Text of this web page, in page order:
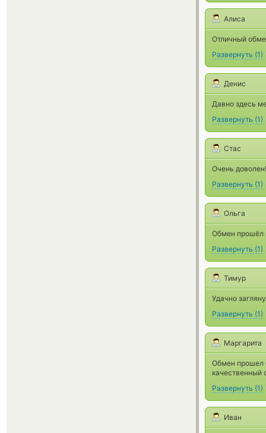
Алиса
Отличный
Развернуть (1)
Денис
Давно здесь
Развернуть (1)
Стас
Очень
Развернуть (1)
Ольга
Обмен прошёл
Развернуть (1)
Тимур
Удачно
Развернуть (1)
Маргарита
Обмен прошел
качественный
Развернуть (1)
Иван